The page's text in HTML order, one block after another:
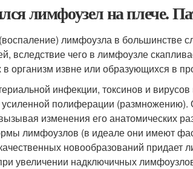
лимфоузел на плече.
лимфоузла в большинстве
вследствие чего в лимфоузле
организм извне или образующихся в
инфекции, токсинов и
полиферации (размножению).
изменения его анатомических
лимфоузлов (в идеале они имеют
новообразований
увеличении надключичных